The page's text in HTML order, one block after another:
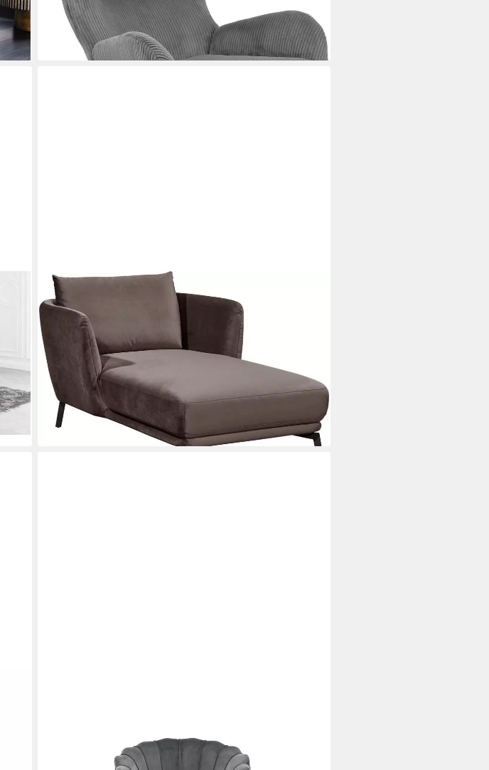
-54%
lieferbar - in 5-6 Werktagen bei dir
SCHÖNER WOHNEN-KOLLEKTION
Loungesessel Pearl Relaxsessel mit tollem Sitz- und
Relaxkomfort, bequem, elegant und zeitloses Design,
schmale Armlehnen
989,99 € UVP1.245,00 €
lieferbar in 12 Wochen